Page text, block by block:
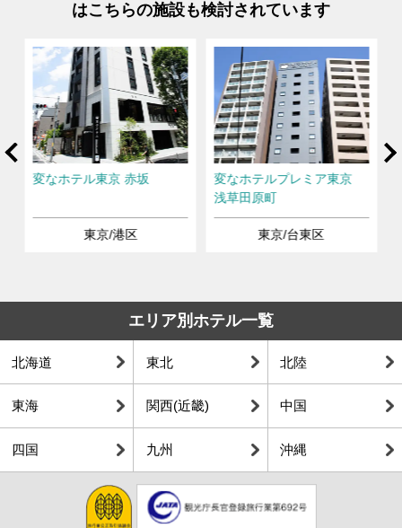
はこちらの施設も検討されています
変なホテル東京 赤坂
東京/港区
変なホテルプレミア東京
浅草田原町
東京/台東区
エリア別ホテル一覧
北海道 東北 北陸
東海 関西(近畿) 中国
四国 九州 沖縄